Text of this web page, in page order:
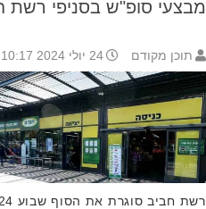
מבצעי סופ"ש בסניפי רשת
תוכן מקודם 24 יולי 2024 10:17